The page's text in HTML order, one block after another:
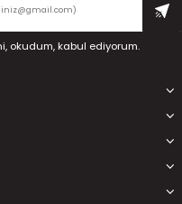
, okudum, kabul ediyorum.